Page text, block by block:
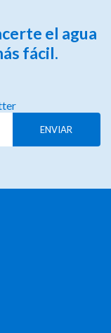
el agua
fácil.